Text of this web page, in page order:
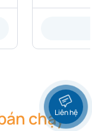
chạyLiên hệ